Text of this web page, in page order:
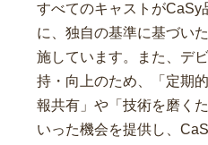
すべてのキャストがCaSy
に、独自の基準に基づい
施しています。また、デ
持・向上のため、「定期
報共有」や「技術を磨く
いった機会を提供し、